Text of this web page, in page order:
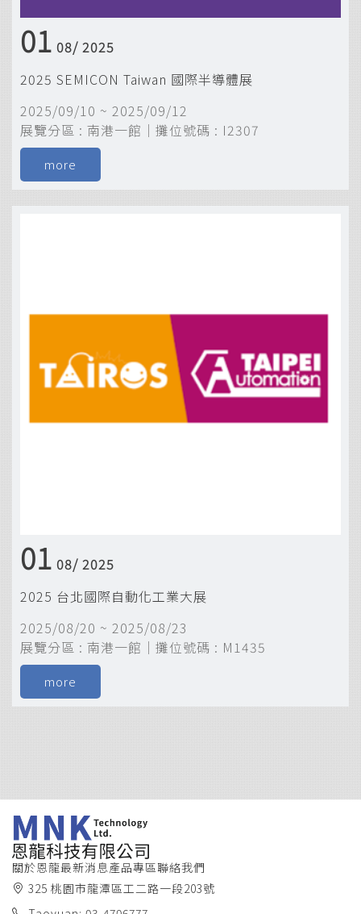
01 08/ 2025
2025 SEMICON Taiwan 國際半導體展
2025/09/10 ~ 2025/09/12
展覽分區 : 南港一館｜攤位號碼 : I2307
01 08/ 2025
2025 台北國際自動化工業大展
2025/08/20 ~ 2025/08/23
展覽分區 : 南港一館｜攤位號碼 : M1435
關於恩龍最新消息產品專區聯絡我們
325 桃園市龍潭區工二路一段203號